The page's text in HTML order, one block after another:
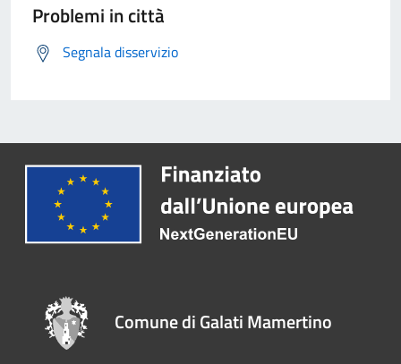
Problemi in città
Segnala disservizio
Comune di Galati Mamertino